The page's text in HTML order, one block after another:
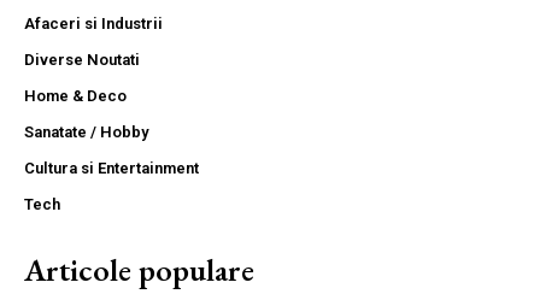
Afaceri si Industrii
Diverse Noutati
Home & Deco
Sanatate / Hobby
Cultura si Entertainment
Tech
Articole populare